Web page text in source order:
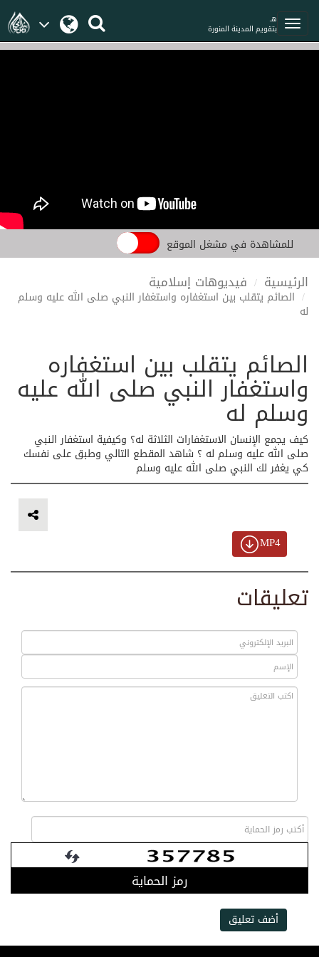
هـ
بتقويم المدينة المنورة
للمشاهدة في مشغل الموقع
الرئيسية فيديوهات إسلامية
الصائم يتقلب بين استغفاره واستغفار النبي صلى الله عليه وسلم
له
الصائم يتقلب بين استغفاره
واستغفار النبي صلى الله عليه
وسلم له
كيف يجمع الإنسان الاستغفارات الثلاثة له؟ وكيفية استغفار النبي
صلى الله عليه وسلم له ؟ شاهد المقطع التالي وطبق على نفسك
كي يغفر لك النبي صلى الله عليه وسلم
MP4
تعليقات
رمز الحماية
أضف تعليق